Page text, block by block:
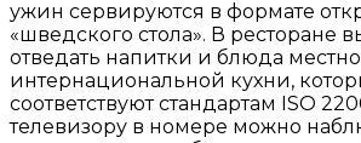
ужин сервируются в формате
«шведского стола». В ресторане
отведать напитки и блюда
интернациональной кухни,
соответствуют стандартам ISO
телевизору в номере можно